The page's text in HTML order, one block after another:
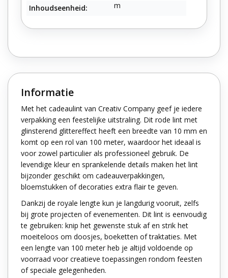
Inhoudseenheid: m
Informatie
Met het cadeaulint van Creativ Company geef je iedere
verpakking een feestelijke uitstraling. Dit rode lint met
glinsterend glittereffect heeft een breedte van 10 mm en
komt op een rol van 100 meter, waardoor het ideaal is
voor zowel particulier als professioneel gebruik. De
levendige kleur en sprankelende details maken het lint
bijzonder geschikt om cadeauverpakkingen,
bloemstukken of decoraties extra flair te geven.
Dankzij de royale lengte kun je langdurig vooruit, zelfs
bij grote projecten of evenementen. Dit lint is eenvoudig
te gebruiken: knip het gewenste stuk af en strik het
moeiteloos om doosjes, boeketten of traktaties. Met
een lengte van 100 meter heb je altijd voldoende op
voorraad voor creatieve toepassingen rondom feesten
of speciale gelegenheden.